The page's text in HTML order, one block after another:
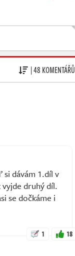
| 48 KOMENTÁŘŮ
dávám 1.díl v
druhý díl.
se dočkáme i
1 18